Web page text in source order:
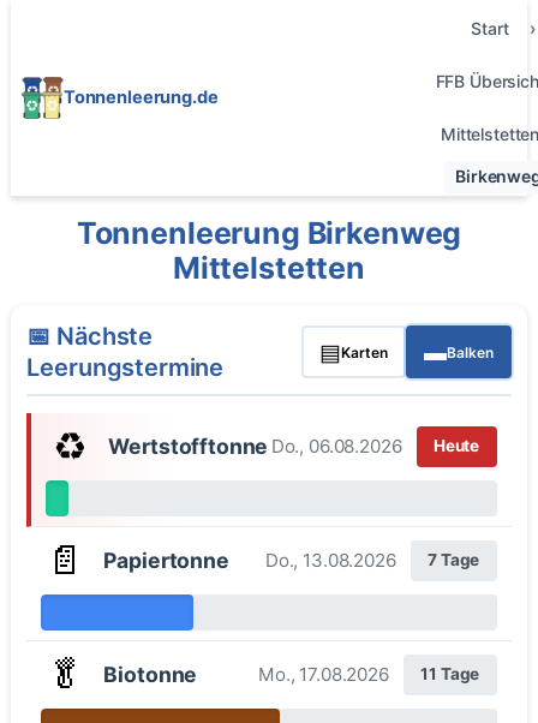
Tonnenleerung.de
Start
FFB
Tonnenleerung Birkenweg
Mittelstetten
📅 Nächste
Leerungstermine
▤Karten ▬Balken
♻️ Wertstofftonne Do., 06.08.2026 Heute
📄 Papiertonne Do., 13.08.2026 7 Tage
🥬 Biotonne Mo., 17.08.2026 11 Tage